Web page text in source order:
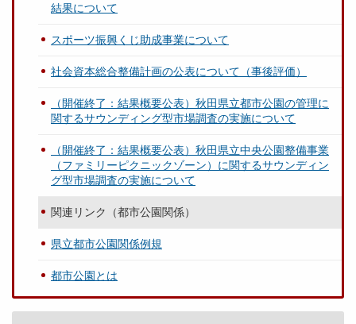
結果について
スポーツ振興くじ助成事業について
社会資本総合整備計画の公表について（事後評価）
（開催終了：結果概要公表）秋田県立都市公園の管理に
関するサウンディング型市場調査の実施について
（開催終了：結果概要公表）秋田県立中央公園整備事業
（ファミリーピクニックゾーン）に関するサウンディン
グ型市場調査の実施について
関連リンク（都市公園関係）
県立都市公園関係例規
都市公園とは